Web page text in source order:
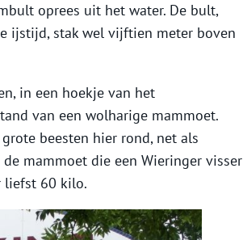
oprees uit het water. De bult,
ijstijd, stak wel vijftien meter boven
in een hoekje van het
van een wolharige mammoet.
beesten hier rond, net als
mammoet die een Wieringer visser
liefst 60 kilo.